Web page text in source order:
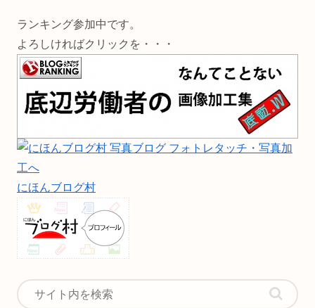
ランキング参加中です。
よろしければクリックを・・・
にほんブログ村